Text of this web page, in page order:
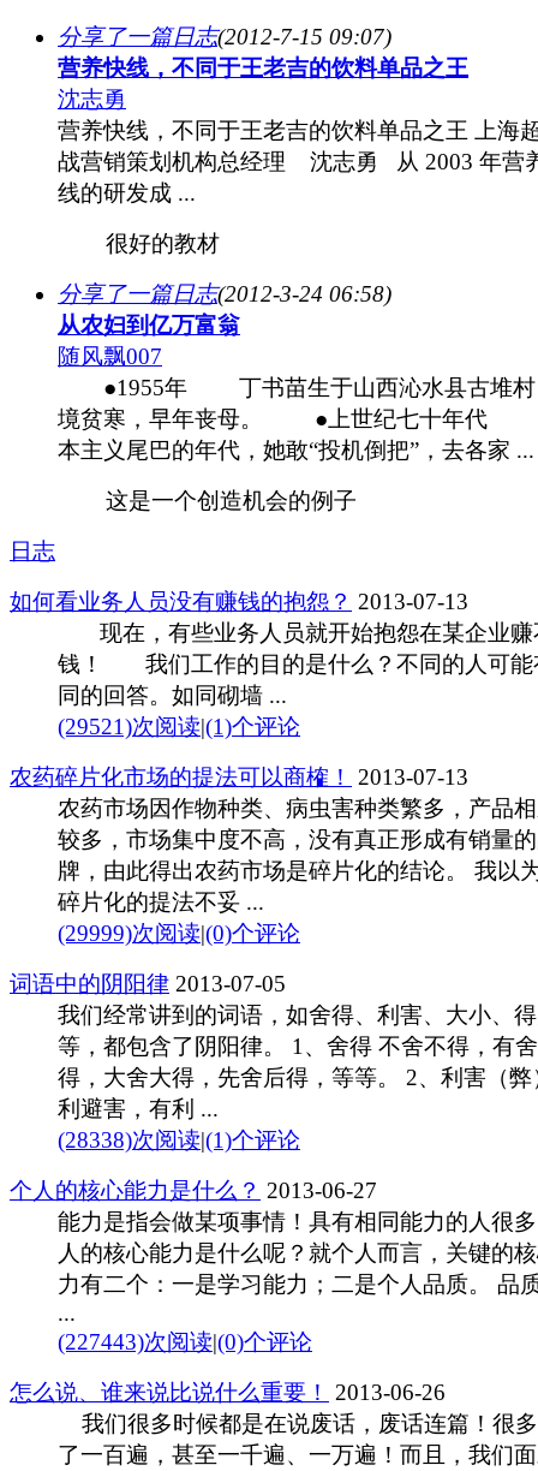
分享了一篇日志(2012-7-15 09:07)
营养快线，不同于王老吉的饮料单品之王
沈志勇
营养快线，不同于王老吉的饮料单品之王 上海
战营销策划机构总经理 沈志勇 从 2003 年营
线的研发成 ...
很好的教材
分享了一篇日志(2012-3-24 06:58)
从农妇到亿万富翁
随风飘007
●1955年 丁书苗生于山西沁水县古堆村
境贫寒，早年丧母。 ●上世纪七十年代
本主义尾巴的年代，她敢“投机倒把”，去各家 ...
这是一个创造机会的例子
日志
如何看业务人员没有赚钱的抱怨？ 2013-07-13
现在，有些业务人员就开始抱怨在某企业赚
钱！ 我们工作的目的是什么？不同的人可能
同的回答。如同砌墙 ...
(29521)次阅读|(1)个评论
农药碎片化市场的提法可以商榷！
2013-07-13
农药市场因作物种类、病虫害种类繁多，产品
较多，市场集中度不高，没有真正形成有销量
牌，由此得出农药市场是碎片化的结论。 我以
碎片化的提法不妥 ...
(29999)次阅读|(0)个评论
词语中的阴阳律 2013-07-05
我们经常讲到的词语，如舍得、利害、大小、
等，都包含了阴阳律。 1、舍得 不舍不得，有
得，大舍大得，先舍后得，等等。 2、利害（弊
利避害，有利 ...
(28338)次阅读|(1)个评论
个人的核心能力是什么？ 2013-06-27
能力是指会做某项事情！具有相同能力的人很
人的核心能力是什么呢？就个人而言，关键的
力有二个：一是学习能力；二是个人品质。 品
...
(227443)次阅读|(0)个评论
怎么说、谁来说比说什么重要！
2013-06-26
我们很多时候都是在说废话，废话连篇！很
了一百遍，甚至一千遍、一万遍！而且，我们